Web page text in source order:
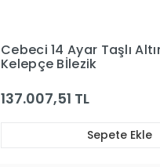
Cebeci 14 Ayar Zeytindalı
Bilezik
187.427,88 TL
Sepete Ekle